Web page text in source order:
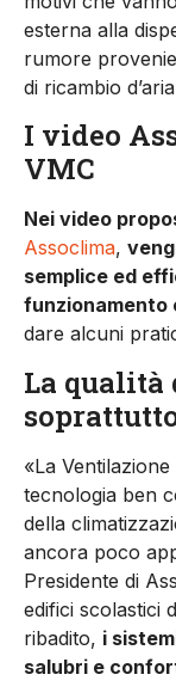
esterna alla
rumore
di ricambio
I video
VMC
Nei video
Assoclima,
semplice ed
funzionamento
dare alcuni
La qualità
«La
tecnologia ben
della
ancora poco
Presidente di
edifici scolastici
ribadito, i
salubri e